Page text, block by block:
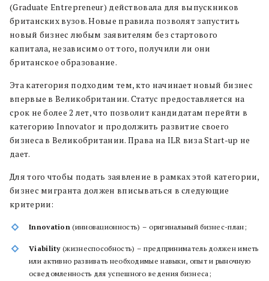
(Graduate Entrepreneur) действовала для выпускников
британских вузов. Новые правила позволят запустить
новый бизнес любым заявителям без стартового
капитала, независимо от того, получили ли они
британское образование.
Эта категория подходим тем, кто начинает новый бизнес
впервые в Великобритании. Статус предоставляется на
срок не более 2 лет, что позволит кандидатам перейти в
категорию Innovator и продолжить развитие своего
бизнеса в Великобритании. Права на ILR виза Start-up не
дает.
Для того чтобы подать заявление в рамках этой категории,
бизнес мигранта должен вписываться в следующие
критерии:
Innovation (инновационность) – оригинальный бизнес-план;
Viability(жизнеспособность) – предприниматель должен иметь
или активно развивать необходимые навыки, опыт и рыночную
осведомленность для успешного ведения бизнеса;